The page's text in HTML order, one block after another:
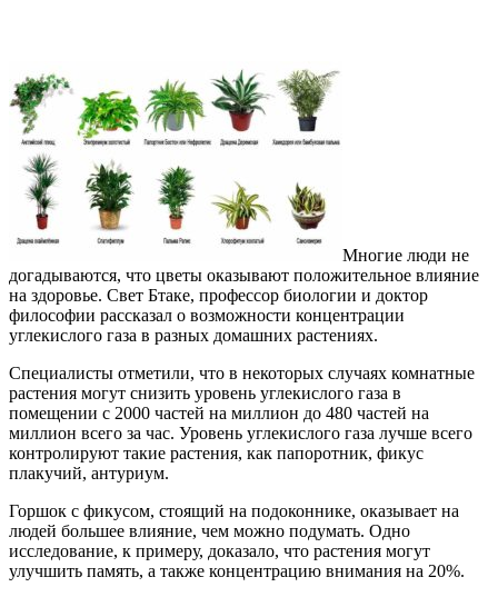
Многие люди не
догадываются, что цветы оказывают положительное влияние
на здоровье. Свет Бтаке, профессор биологии и доктор
философии рассказал о возможности концентрации
углекислого газа в разных домашних растениях.
Специалисты отметили, что в некоторых случаях комнатные
растения могут снизить уровень углекислого газа в
помещении с 2000 частей на миллион до 480 частей на
миллион всего за час. Уровень углекислого газа лучше всего
контролируют такие растения, как папоротник, фикус
плакучий, антуриум.
Горшок с фикусом, стоящий на подоконнике, оказывает на
людей большее влияние, чем можно подумать. Одно
исследование, к примеру, доказало, что растения могут
улучшить память, а также концентрацию внимания на 20%.